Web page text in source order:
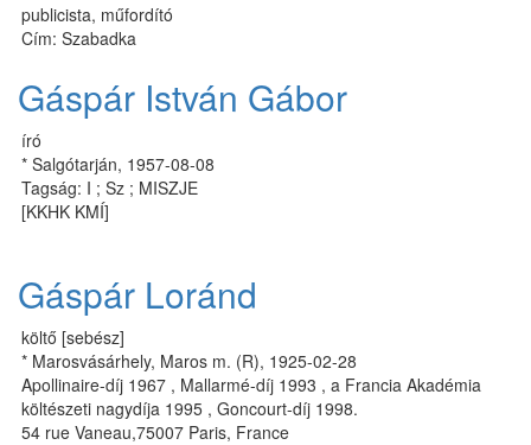
publicista, műfordító
Cím: Szabadka
Gáspár István Gábor
író
* Salgótarján, 1957-08-08
Tagság: I ; Sz ; MISZJE
[KKHK KMÍ]
Gáspár Loránd
költő [sebész]
* Marosvásárhely, Maros m. (R), 1925-02-28
Apollinaire-díj 1967 , Mallarmé-díj 1993 , a Francia Akadémia
költészeti nagydíja 1995 , Goncourt-díj 1998.
54 rue Vaneau,75007 Paris, France